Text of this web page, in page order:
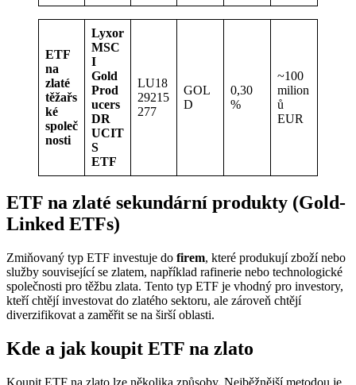
ETF
na
zlaté
těžařs
ké
společ
nosti
Lyxor
MSC
I
Gold
Prod
ucers
DR
UCIT
S
ETF
LU18
29215
277
GOL
D
0,30
%
~100
milion
ů
EUR
ETF na zlaté sekundární produkty (Gold-
Linked ETFs)
Zmiňovaný typ ETF investuje do firem, které produkují zboží nebo
služby související se zlatem, například rafinerie nebo technologické
společnosti pro těžbu zlata. Tento typ ETF je vhodný pro investory,
kteří chtějí investovat do zlatého sektoru, ale zároveň chtějí
diverzifikovat a zaměřit se na širší oblasti.
Kde a jak koupit ETF na zlato
Koupit ETF na zlato lze několika způsoby. Nejběžnější metodou je